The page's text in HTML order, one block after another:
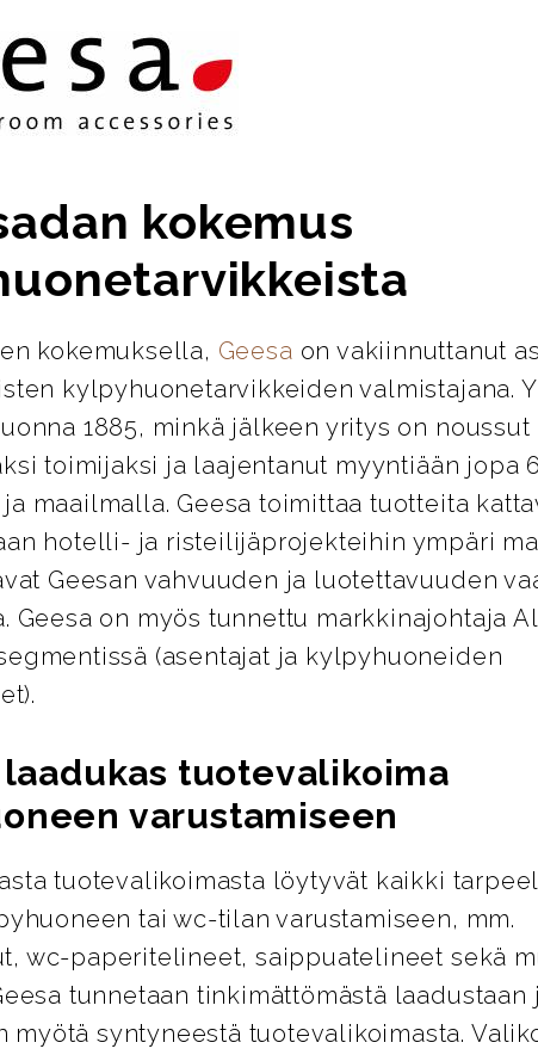
kokemus
kokemuksella, Geesa on vakiinnuttanut
kylpyhuonetarvikkeiden valmistajana.
1885, minkä jälkeen yritys on
toimijaksi ja laajentanut myyntiään jopa
ja maailmalla. Geesa toimittaa tuotteita
hotelli- ja risteilijäprojekteihin ympäri
Geesan vahvuuden ja luotettavuuden
Geesa on myös tunnettu markkinajohtaja
(asentajat ja kylpyhuoneiden
laadukas tuotevalikoima
varustamiseen
tuotevalikoimasta löytyvät kaikki
tai wc-tilan varustamiseen, mm.
wc-paperitelineet, saippuatelineet sekä
tunnetaan tinkimättömästä laadustaan
myötä syntyneestä tuotevalikoimasta.